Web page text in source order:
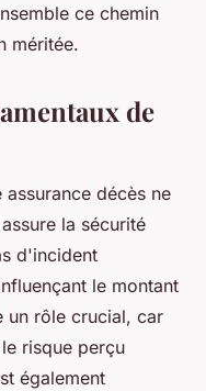
ce chemin
méritée.
de
décès ne
la sécurité
d'incident
le montant
un rôle crucial, car
risque perçu
également